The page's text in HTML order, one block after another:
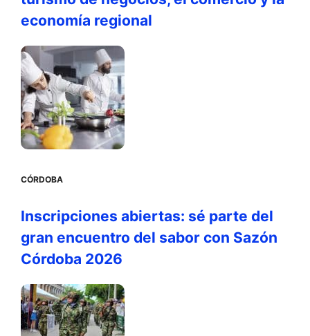
economía regional
CÓRDOBA
Inscripciones abiertas: sé parte del
gran encuentro del sabor con Sazón
Córdoba 2026